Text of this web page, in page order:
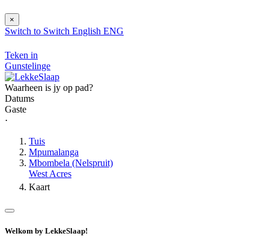
×
Switch to Switch English ENG
Teken in
Gunstelinge
Waarheen is jy op pad?
Datums
Gaste
⋅
Tuis
Mpumalanga
Mbombela (Nelspruit)
West Acres
Kaart
Welkom by LekkeSlaap!